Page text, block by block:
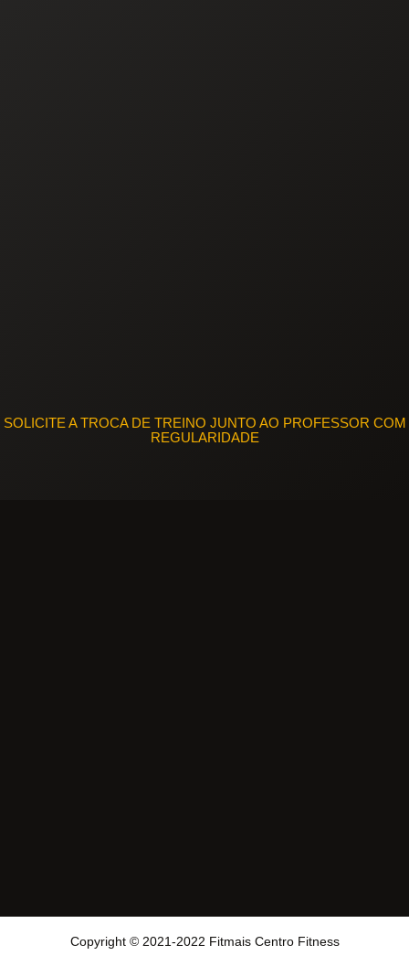
SOLICITE A TROCA DE TREINO JUNTO AO PROFESSOR COM
REGULARIDADE
Copyright © 2021-2022 Fitmais Centro Fitness